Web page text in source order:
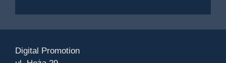
Digital Promotion